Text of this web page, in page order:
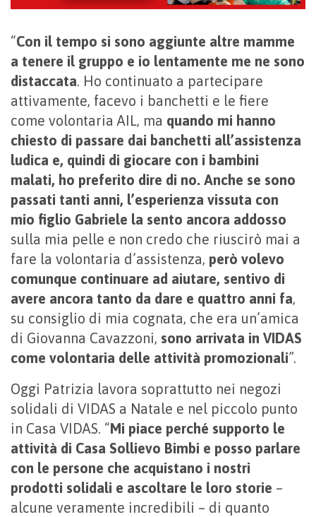
“Con il tempo si sono aggiunte altre mamme
a tenere il gruppo e io lentamente me ne sono
distaccata. Ho continuato a partecipare
attivamente, facevo i banchetti e le fiere
come volontaria AIL, ma quando mi hanno
chiesto di passare dai banchetti all’assistenza
ludica e, quindi di giocare con i bambini
malati, ho preferito dire di no. Anche se sono
passati tanti anni, l’esperienza vissuta con
mio figlio Gabriele la sento ancora addosso
sulla mia pelle e non credo che riuscirò mai a
fare la volontaria d’assistenza, però volevo
comunque continuare ad aiutare, sentivo di
avere ancora tanto da dare e quattro anni fa,
su consiglio di mia cognata, che era un’amica
di Giovanna Cavazzoni, sono arrivata in VIDAS
come volontaria delle attività promozionali”.
Oggi Patrizia lavora soprattutto nei negozi
solidali di VIDAS a Natale e nel piccolo punto
in Casa VIDAS. “Mi piace perché supporto le
attività di Casa Sollievo Bimbi e posso parlare
con le persone che acquistano i nostri
prodotti solidali e ascoltare le loro storie –
alcune veramente incredibili – di quanto